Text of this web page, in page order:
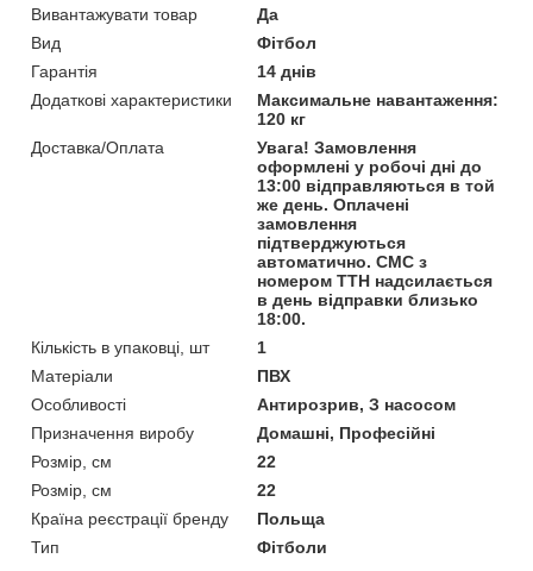
Вивантажувати товар
Да
Вид
Фітбол
Гарантія
14 днів
Додаткові характеристики
Максимальне навантаження:
120 кг
Доставка/Оплата
Увага! Замовлення
оформлені у робочі дні до
13:00 відправляються в той
же день. Оплачені
замовлення
підтверджуються
автоматично. СМС з
номером ТТН надсилається
в день відправки близько
18:00.
Кількість в упаковці, шт
1
Матеріали
ПВХ
Особливості
Антирозрив, З насосом
Призначення виробу
Домашні, Професійні
Розмір, см
22
Розмір, см
22
Країна реєстрації бренду
Польща
Тип
Фітболи